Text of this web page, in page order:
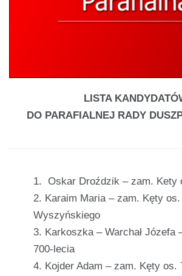
LISTA
DO PARAFIALNEJ RADY
Oskar Droździk – zam. Kety
Karaim Maria – zam. Kęty os.
Wyszyńskiego
Karkoszka – Warchał Józefa
700-lecia
Kojder Adam – zam. Kęty os.